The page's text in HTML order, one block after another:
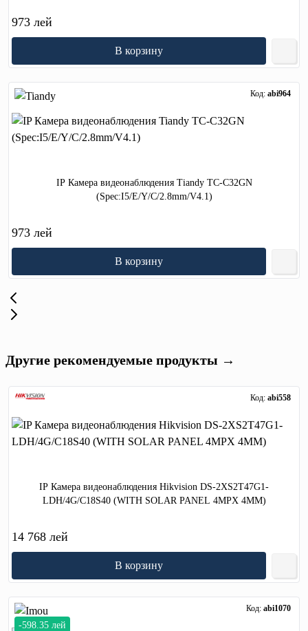
973 лей
В корзину
Код: abi964
IP Камера видеонаблюдения Tiandy TC-C32GN
(Spec:I5/E/Y/C/2.8mm/V4.1)
973 лей
В корзину
Другие рекомендуемые продукты →
Код: abi558
IP Камера видеонаблюдения Hikvision DS-2XS2T47G1-
LDH/4G/C18S40 (WITH SOLAR PANEL 4MPX 4MM)
14 768 лей
В корзину
Код: abi1070
-598.35 лей